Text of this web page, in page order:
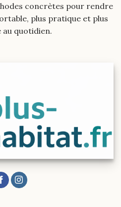
concrètes pour rendre
plus pratique et plus
au quotidien.